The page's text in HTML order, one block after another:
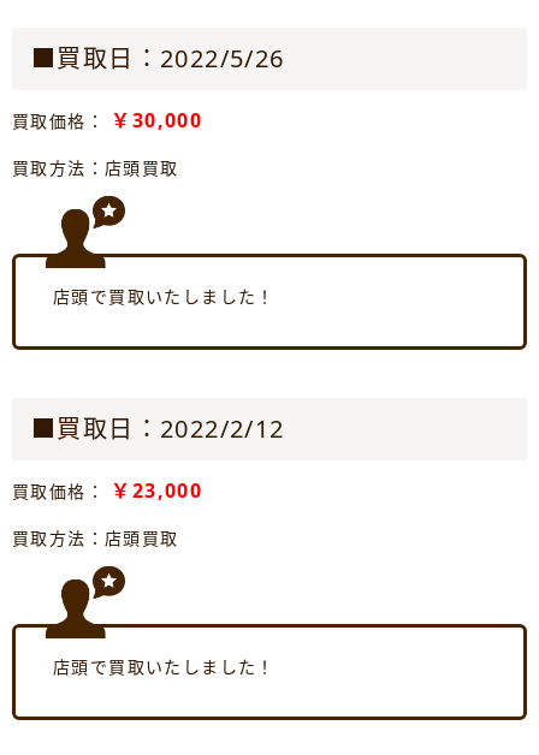
■買取日：2022/5/26
買取価格： ￥30,000
買取方法：店頭買取
店頭で買取いたしました！
■買取日：2022/2/12
買取価格： ￥23,000
買取方法：店頭買取
店頭で買取いたしました！